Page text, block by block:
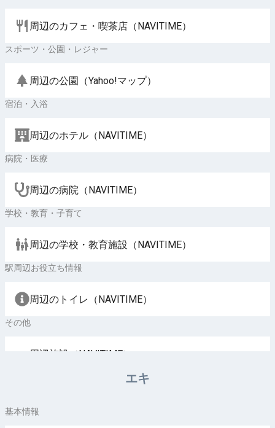
周辺のカフェ・喫茶店（NAVITIME）
スポーツ・公園・レジャー
周辺の公園（Yahoo!マップ）
宿泊・入浴
周辺のホテル（NAVITIME）
病院・医療
周辺の病院（NAVITIME）
学校・教育・子育て
周辺の学校・教育施設（NAVITIME）
駅周辺お役立ち情報
周辺のトイレ（NAVITIME）
その他
周辺施設（NAVITIME）
エキ
基本情報